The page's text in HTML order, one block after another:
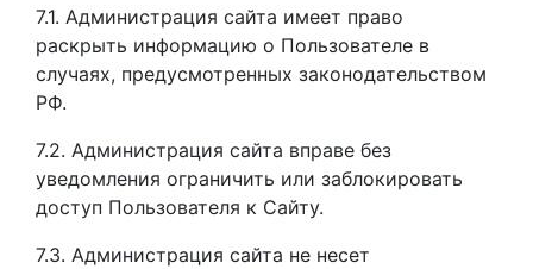
7.1. Администрация сайта имеет право
раскрыть информацию о Пользователе в
случаях, предусмотренных законодательством
РФ.
7.2. Администрация сайта вправе без
уведомления ограничить или заблокировать
доступ Пользователя к Сайту.
7.3. Администрация сайта не несет